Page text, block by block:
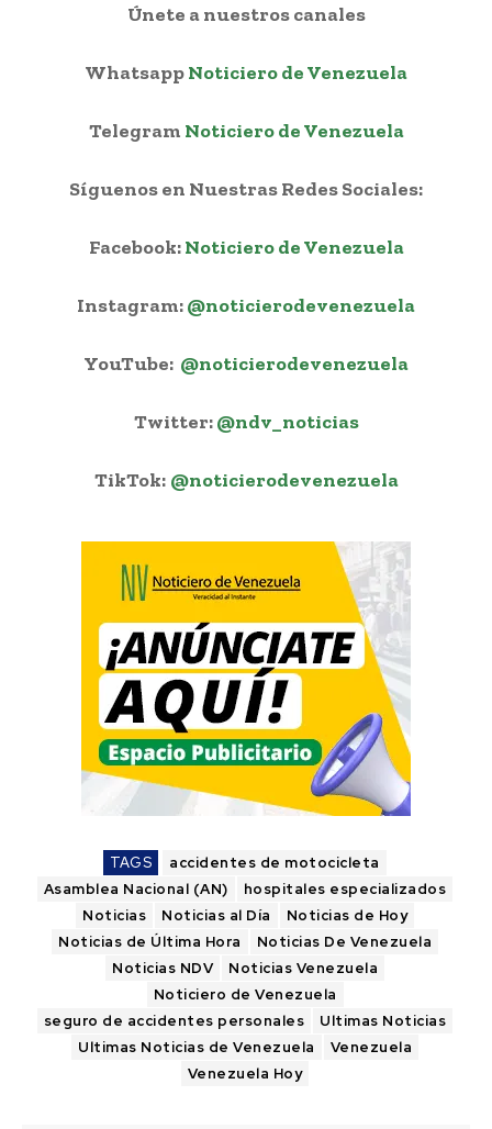
Únete a nuestros canales
WhatsappNoticiero de Venezuela
Telegram Noticiero de Venezuela
Síguenos en Nuestras Redes Sociales:
Facebook:Noticiero de Venezuela
Instagram:@noticierodevenezuela
YouTube: @noticierodevenezuela
Twitter:@ndv_noticias
TikTok: @noticierodevenezuela
TAGS
accidentes de motocicleta
Asamblea Nacional (AN)
hospitales especializados
Noticias
Noticias al Día
Noticias de Hoy
Noticias de Última Hora
Noticias De Venezuela
Noticias NDV
Noticias Venezuela
Noticiero de Venezuela
seguro de accidentes personales
Ultimas Noticias
Ultimas Noticias de Venezuela
Venezuela
Venezuela Hoy